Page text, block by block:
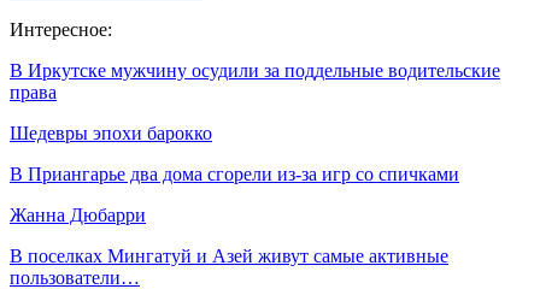
Интересное:
В Иркутске мужчину осудили за поддельные водительские
права
Шедевры эпохи барокко
В Приангарье два дома сгорели из-за игр со спичками
Жанна Дюбарри
В поселках Мингатуй и Азей живут самые активные
пользователи…